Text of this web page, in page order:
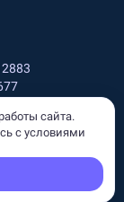
офертой.
сайта.
с условиями